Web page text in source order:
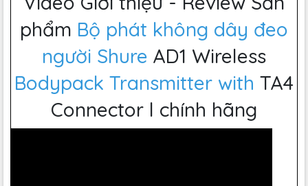
4. Màn Hình Hiển Thị Thông
Minh
phẩm Bộ phát không dây đeo
người Shure AD1 Wireless
Bodypack Transmitter with TA4
Connector l chính hãng